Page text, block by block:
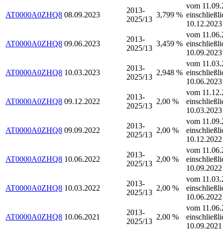
AT0000A0ZHQ8 08.09.2023
2013-
2025/13
3,799 %
vom
10.12.2023
AT0000A0ZHQ8 09.06.2023
2013-
2025/13
3,459 %
vom
10.09.2023
AT0000A0ZHQ8 10.03.2023
2013-
2025/13
2,948 %
vom
10.06.2023
AT0000A0ZHQ8 09.12.2022
2013-
2025/13
2,00 %
vom
10.03.2023
AT0000A0ZHQ8 09.09.2022
2013-
2025/13
2,00 %
vom
10.12.2022
AT0000A0ZHQ8 10.06.2022
2013-
2025/13
2,00 %
vom
10.09.2022
AT0000A0ZHQ8 10.03.2022
2013-
2025/13
2,00 %
vom
10.06.2022
AT0000A0ZHQ8 10.06.2021
2013-
2025/13
2,00 %
vom
10.09.2021